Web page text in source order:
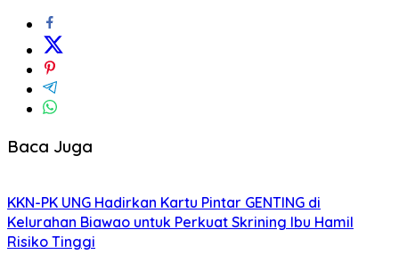
Baca Juga
KKN-PK UNG Hadirkan Kartu Pintar GENTING di
Kelurahan Biawao untuk Perkuat Skrining Ibu Hamil
Risiko Tinggi